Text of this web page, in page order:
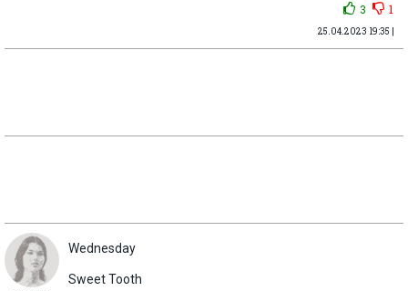
3 1
25.04.2023 19:35 |
Wednesday
Sweet Tooth